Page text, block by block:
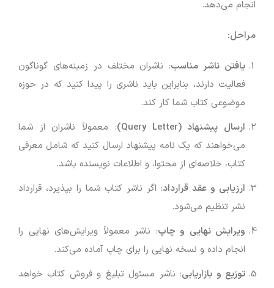
انجام می‌دهد.
مراحل:
یافتن ناشر مناسب: ناشران مختلف در زمینه‌های گوناگون
فعالیت دارند، بنابراین باید ناشری را پیدا کنید که در حوزه
موضوعی کتاب شما کار کند.
ارسال پیشنهاد (Query Letter)
: معمولاً ناشران از شما
می‌خواهند که یک نامه پیشنهاد ارسال کنید که شامل معرفی
کتاب، خلاصه‌ای از محتوا، و اطلاعات نویسنده باشد.
ارزیابی و عقد قرارداد: اگر ناشر کتاب شما را بپذیرد، قرارداد
نشر تنظیم می‌شود.
ویرایش نهایی و چاپ: ناشر معمولاً ویرایش‌های نهایی را
انجام داده و نسخه نهایی را برای چاپ آماده می‌کند.
توزیع و بازاریابی: ناشر مسئول تبلیغ و فروش کتاب خواهد